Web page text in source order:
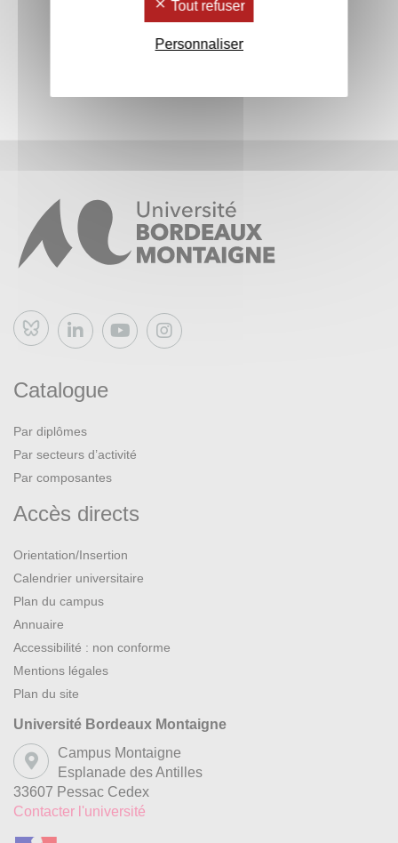
Bluesky
Catalogue
Par diplômes
Par secteurs d’activité
Par composantes
Accès directs
Orientation/Insertion
Calendrier universitaire
Plan du campus
Annuaire
Accessibilité : non conforme
Mentions légales
Plan du site
Université Bordeaux Montaigne
Campus Montaigne
Esplanade des Antilles
33607 Pessac Cedex
Contacter l'université
Tout refuser
Personnaliser